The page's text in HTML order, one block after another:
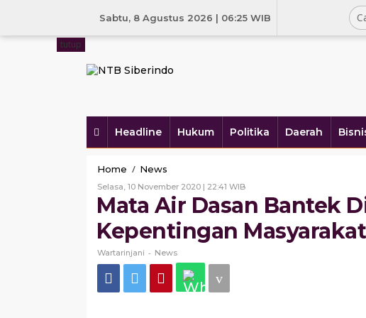
Sabtu, 8 Agustus 2026 | 06:25 WIB
Headline Hukum Politika Daerah
tutup
Home / News
Air
Dasan
Bantek
Dihajatkan
untuk
Kepentingan
Masyarakat
Selasa, 10 November 2020 | 22:41 WIBOleh
Wartarinjani
Mata Air Dasan Bantek
Kepentingan Masyarakat
Wartarinjani - News